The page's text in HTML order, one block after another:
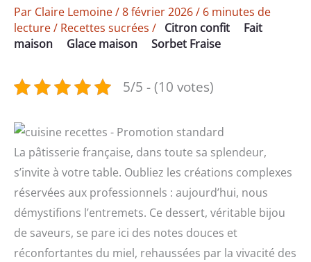
Par Claire Lemoine/8 février 2026/ 6 minutes de
lecture/ Recettes sucrées / Citron confit
Fait
maison
Glace maison Sorbet Fraise
5/5 - (10 votes)
La pâtisserie française, dans toute sa splendeur,
s’invite à votre table. Oubliez les créations complexes
réservées aux professionnels : aujourd’hui, nous
démystifions l’entremets. Ce dessert, véritable bijou
de saveurs, se pare ici des notes douces et
réconfortantes du miel, rehaussées par la vivacité des